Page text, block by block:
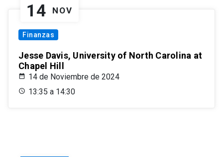
14 NOV
Finanzas
Jesse Davis, University of North Carolina at
Chapel Hill
14 de Noviembre de 2024
13:35 a 14:30